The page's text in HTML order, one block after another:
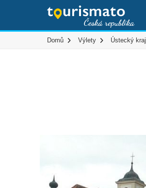
Domů Výlety Ústecký kraj